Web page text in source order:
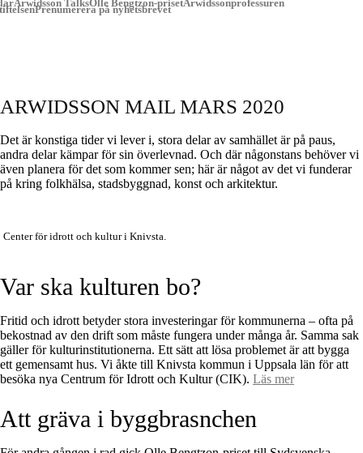
Arwidsson TalksOlle Bengtzon-prisetArwidssonprofessuren
Prenumerera på nyhetsbrevet
ARWIDSSON MAIL MARS 2020
Det är konstiga tider vi lever i, stora delar av samhället är på paus,
andra delar kämpar för sin överlevnad. Och där någonstans behöver vi
även planera för det som kommer sen; här är något av det vi funderar
på kring folkhälsa, stadsbyggnad, konst och arkitektur.
Center för idrott och kultur i Knivsta.
Var ska kulturen bo?
Fritid och idrott betyder stora investeringar för kommunerna – ofta på
bekostnad av den drift som måste fungera under många år. Samma sak
gäller för kulturinstitutionerna. Ett sätt att lösa problemet är att bygga
ett gemensamt hus. Vi åkte till Knivsta kommun i Uppsala län för att
besöka nya Centrum för Idrott och Kultur (CIK). Läs mer
Att gräva i byggbrasnchen